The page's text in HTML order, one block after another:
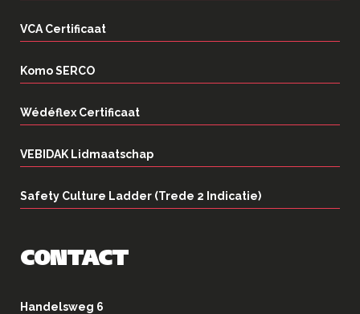
VCA Certificaat
Komo SERCO
Wédéflex Certificaat
VEBIDAK Lidmaatschap
Safety Culture Ladder (Trede 2 Indicatie)
CONTACT
Handelsweg 6